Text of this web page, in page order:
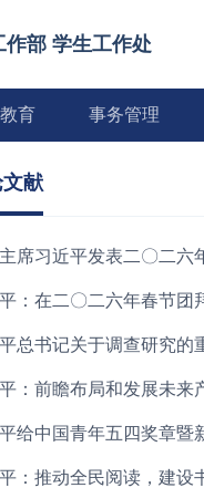
作部 学生工作处
育 事务管理
献
席习近平发表二〇二六
：在二〇二六年春节团
总书记关于调查研究的
：前瞻布局和发展未来
给中国青年五四奖章暨
：推动全民阅读，建设